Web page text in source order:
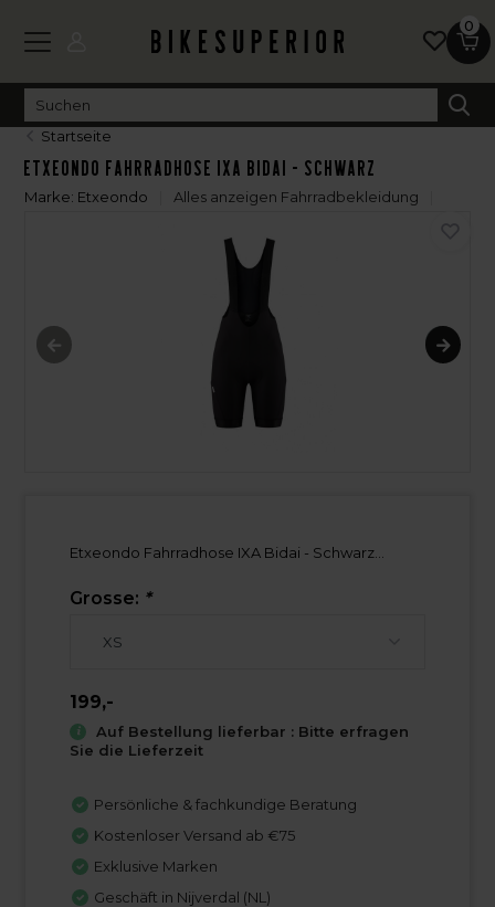
0
Startseite
Etxeondo Fahrradhose IXA Bidai - Schwarz
Marke: Etxeondo Alles anzeigen Fahrradbekleidung
Etxeondo Fahrradhose IXA Bidai - Schwarz...
Grosse: *
199,-
Auf Bestellung lieferbar : Bitte erfragen
Sie die Lieferzeit
Persönliche & fachkundige Beratung
Kostenloser Versand ab €75
Exklusive Marken
Geschäft in Nijverdal (NL)